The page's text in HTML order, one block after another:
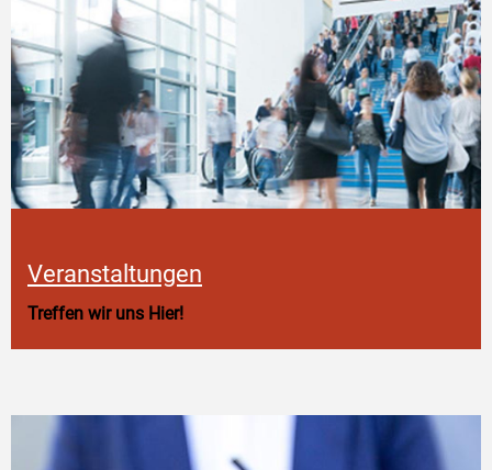
Veranstaltungen
Treffen wir uns Hier!